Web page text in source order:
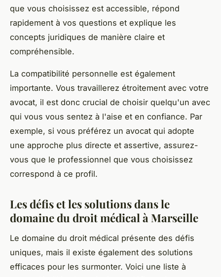
que vous choisissez est accessible, répond
rapidement à vos questions et explique les
concepts juridiques de manière claire et
compréhensible.
La compatibilité personnelle est également
importante. Vous travaillerez étroitement avec votre
avocat, il est donc crucial de choisir quelqu'un avec
qui vous vous sentez à l'aise et en confiance. Par
exemple, si vous préférez un avocat qui adopte
une approche plus directe et assertive, assurez-
vous que le professionnel que vous choisissez
correspond à ce profil.
Les défis et les solutions dans le
domaine du droit médical à Marseille
Le domaine du droit médical présente des défis
uniques, mais il existe également des solutions
efficaces pour les surmonter. Voici une liste à